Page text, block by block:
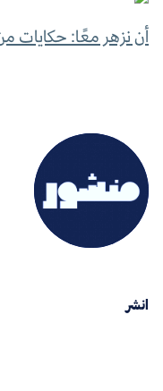
انشر
أن نزهر معًا: حكايات من